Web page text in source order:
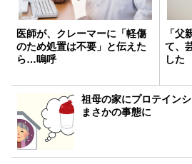
医師が、クレーマーに「軽傷
のため処置は不要」と伝えた
ら…嗚呼
「
て、
した
祖母の家にプロテイン
まさかの事態に